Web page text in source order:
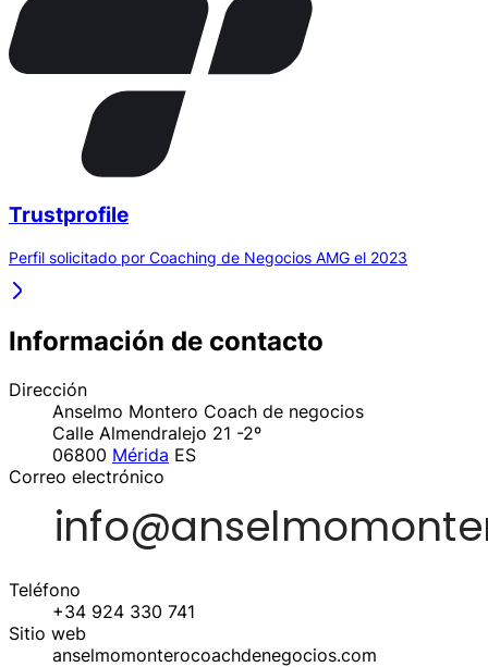
Trustprofile
Perfil solicitado por Coaching de Negocios AMG el 2023
Información de contacto
Dirección
Anselmo Montero Coach de negocios
Calle Almendralejo 21 -2º
06800 Mérida ES
Correo electrónico
Teléfono
+34 924 330 741
Sitio web
anselmomonterocoachdenegocios.com